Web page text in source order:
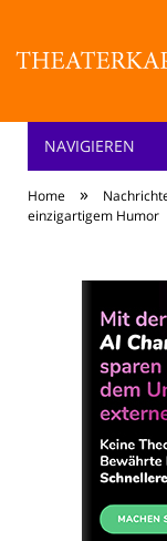
NAVIGIEREN
Home »
einzigartigem Humor